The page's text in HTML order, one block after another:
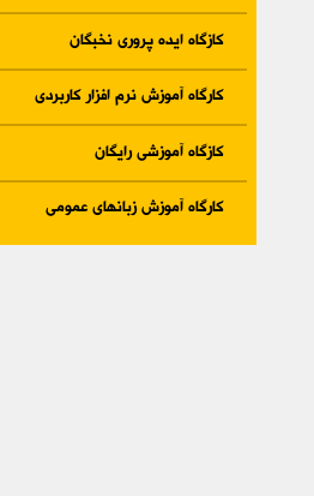
کازگاه ایده پروری نخبگان
کارگاه آموزش نرم افزار کاربردی
کازگاه آموزشی رایگان
کارگاه آموزش زبانهای عمومی